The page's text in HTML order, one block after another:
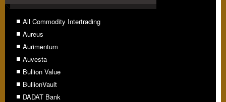
All Commodity Intertrading
Aureus
Aurimentum
Auvesta
Bullion Value
BullionVault
DADAT Bank